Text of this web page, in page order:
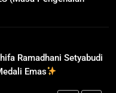
CALON MURID
PROVINSI
Ramadhani Setyabudi
Emas
DIRI!
UNTUK
SPMB 2026 KEPRI